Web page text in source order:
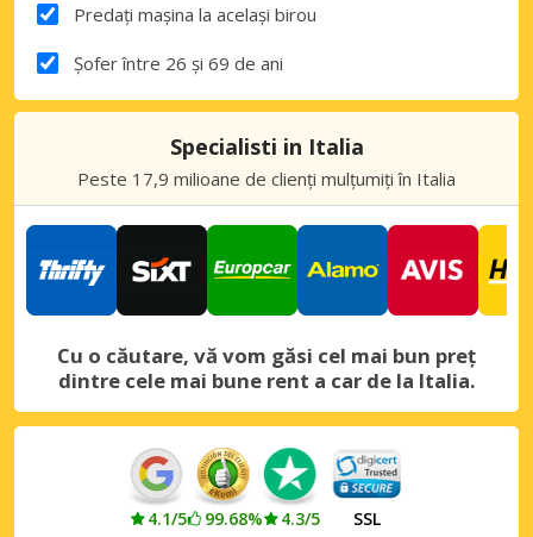
Predați mașina la același birou
Șofer între 26 și 69 de ani
Specialisti in Italia
Peste 17,9 milioane de clienți mulțumiți în Italia
Cu o căutare, vă vom găsi cel mai bun preț
dintre cele mai bune rent a car de la Italia.
4.1/5 99.68% 4.3/5 SSL